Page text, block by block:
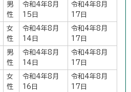
男
性
令和4年8月
15日
令和4年8月
17日
女
性
令和4年8月
14日
令和4年8月
17日
男
性
令和4年8月
14日
令和4年8月
17日
女
性
令和4年8月
16日
令和4年8月
17日